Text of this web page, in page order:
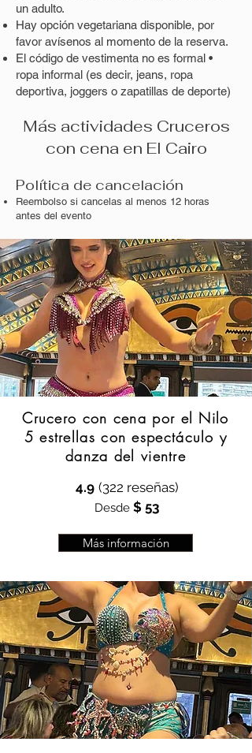
un adulto.
Hay opción vegetariana disponible, por
favor avísenos al momento de la reserva.
El código de vestimenta no es formal •
ropa informal (es decir, jeans, ropa
deportiva, joggers o zapatillas de deporte)
Más actividades Cruceros
con cena en El Cairo
Política de cancelación
Reembolso si cancelas al menos 12 horas
antes del evento
Crucero con cena por el Nilo
5 estrellas con espectáculo y
danza del vientre
4.9 (322 reseñas)
Desde $ 53
Más información